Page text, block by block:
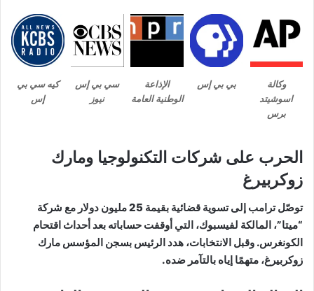
وكالة
اسوشيتد
برس
بي بي إس
الإذاعة
الوطنية العامة
سي بي إس
نيوز
كيه سي بي
إس
الحرب على شركات التكنولوجيا ومارك
زوكربيرغ
توصّل ترامب إلى تسوية قضائية بقيمة 25 مليون دولار مع شركة
“ميتا”، المالكة لفيسبوك، التي أوقفت حساباته بعد أحداث اقتحام
الكونغرس. وقبل الانتخابات، هدد الرئيس بسجن المؤسس مارك
زوكربيرغ، متهمًا إياه بالتآمر ضده.